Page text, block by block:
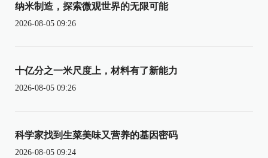
纳米制造，探索微观世界的无限可能
2026-08-05 09:26
十亿分之一米尺度上，材料有了新能力
2026-08-05 09:26
科学家找到生菜美味又营养的基因密码
2026-08-05 09:24